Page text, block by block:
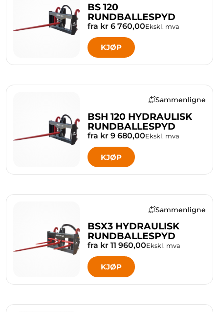
BS 120
RUNDBALLESPYD
fra kr 6 760,00Ekskl. mva
KJØP
Sammenligne
BSH 120 HYDRAULISK
RUNDBALLESPYD
fra kr 9 680,00Ekskl. mva
KJØP
Sammenligne
BSX3 HYDRAULISK
RUNDBALLESPYD
fra kr 11 960,00Ekskl. mva
KJØP